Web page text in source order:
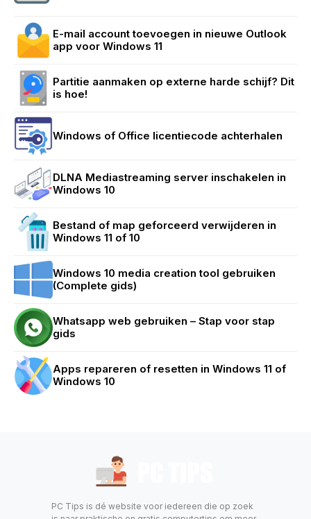
E-mail account toevoegen in nieuwe Outlook
app voor Windows 11
Partitie aanmaken op externe harde schijf? Dit
is hoe!
Windows of Office licentiecode achterhalen
DLNA Mediastreaming server inschakelen in
Windows 10
Bestand of map geforceerd verwijderen in
Windows 11 of 10
Windows 10 media creation tool gebruiken
(Complete gids)
Whatsapp web gebruiken – Stap voor stap
gids
Apps repareren of resetten in Windows 11 of
Windows 10
PC Tips is dé website voor iedereen die op zoek